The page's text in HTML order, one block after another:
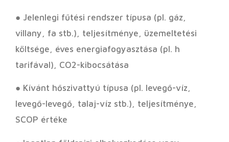
● Jelenlegi fűtési rendszer típusa (pl. gáz,
villany, fa stb.), teljesítménye, üzemeltetési
költsége, éves energiafogyasztása (pl. h
tarifával), CO2-kibocsátása
● Kívánt hőszivattyú típusa (pl. levegő-víz,
levegő-levegő, talaj-víz stb.), teljesítménye,
SCOP értéke